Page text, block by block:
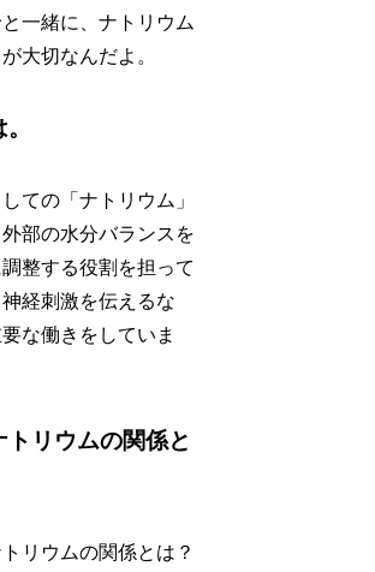
一緒に、ナトリウム
大切なんだよ。
ての「ナトリウム」
部の水分バランスを
整する役割を担って
経刺激を伝えるな
な働きをしていま
トリウムの関係と